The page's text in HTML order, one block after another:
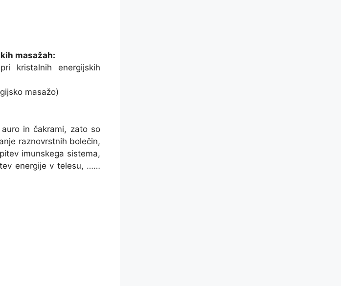
masažah:
kristalnih energijskih
masažo)
in čakrami, zato so
raznovrstnih bolečin,
imunskega sistema,
energije v telesu, ……